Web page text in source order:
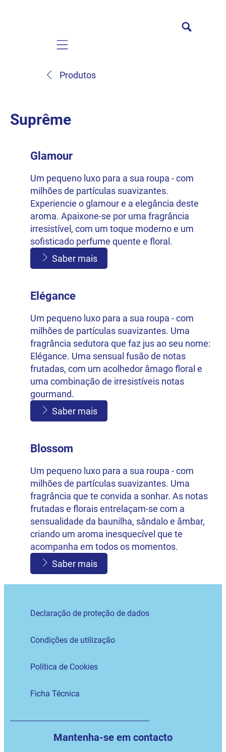
Mobile navigation
Produtos
Suprême
Glamour
Um pequeno luxo para a sua roupa - com
milhões de partículas suavizantes.
Experiencie o glamour e a elegância deste
aroma. Apaixone-se por uma fragrância
irresistível, com um toque moderno e um
sofisticado perfume quente e floral.
Saber mais
Elégance
Um pequeno luxo para a sua roupa - com
milhões de partículas suavizantes. Uma
fragrância sedutora que faz jus ao seu nome:
Elégance. Uma sensual fusão de notas
frutadas, com um acolhedor âmago floral e
uma combinação de irresistíveis notas
gourmand.
Saber mais
Blossom
Um pequeno luxo para a sua roupa - com
milhões de partículas suavizantes. Uma
fragrância que te convida a sonhar. As notas
frutadas e florais entrelaçam-se com a
sensualidade da baunilha, sândalo e âmbar,
criando um aroma inesquecível que te
acompanha em todos os momentos.
Saber mais
Declaração de proteção de dados
Condições de utilização
Política de Cookies
Ficha Técnica
Mantenha-se em contacto